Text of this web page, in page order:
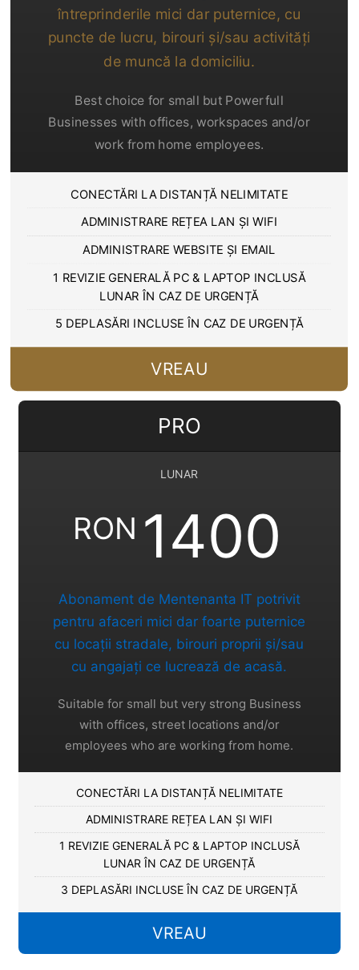
întreprinderile mici dar puternice, cu
puncte de lucru, birouri și/sau activități
de muncă la domiciliu.
Best choice for small but Powerfull
Businesses with offices, workspaces and/or
work from home employees.
CONECTĂRI LA DISTANȚĂ NELIMITATE
ADMINISTRARE REȚEA LAN ȘI WIFI
ADMINISTRARE WEBSITE ȘI EMAIL
1 REVIZIE GENERALĂ PC & LAPTOP INCLUSĂ
LUNAR ÎN CAZ DE URGENȚĂ
5 DEPLASĂRI INCLUSE ÎN CAZ DE URGENȚĂ
VREAU
PRO
LUNAR
RON 1400
Abonament de Mentenanta IT potrivit
pentru afaceri mici dar foarte puternice
cu locații stradale, birouri proprii și/sau
cu angajați ce lucrează de acasă.
Suitable for small but very strong Business
with offices, street locations and/or
employees who are working from home.
CONECTĂRI LA DISTANȚĂ NELIMITATE
ADMINISTRARE REȚEA LAN ȘI WIFI
1 REVIZIE GENERALĂ PC & LAPTOP INCLUSĂ
LUNAR ÎN CAZ DE URGENȚĂ
3 DEPLASĂRI INCLUSE ÎN CAZ DE URGENȚĂ
VREAU